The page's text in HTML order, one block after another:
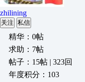
zhilining
关注 私信
精华：0帖
求助：7帖
帖子：15帖 | 323回
年度积分：103